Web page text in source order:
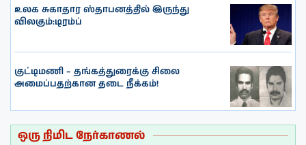
உலக சுகாதார ஸ்தாபனத்தில் இருந்து
விலகும்:டிரம்ப்
குட்டிமணி – தங்கத்துரைக்கு சிலை
அமைப்பதற்கான தடை நீக்கம்!
ஒரு நிமிட நேர்காணல்